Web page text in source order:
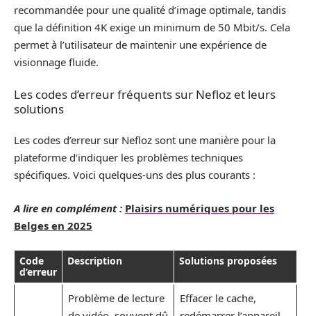
recommandée pour une qualité d’image optimale, tandis
que la définition 4K exige un minimum de 50 Mbit/s. Cela
permet à l’utilisateur de maintenir une expérience de
visionnage fluide.
Les codes d’erreur fréquents sur Nefloz et leurs
solutions
Les codes d’erreur sur Nefloz sont une manière pour la
plateforme d’indiquer les problèmes techniques
spécifiques. Voici quelques-uns des plus courants :
A lire en complément : Plaisirs numériques pour les
Belges en 2025
Code
d’erreur
Description Solutions proposées
Problème de lecture
Effacer le cache,